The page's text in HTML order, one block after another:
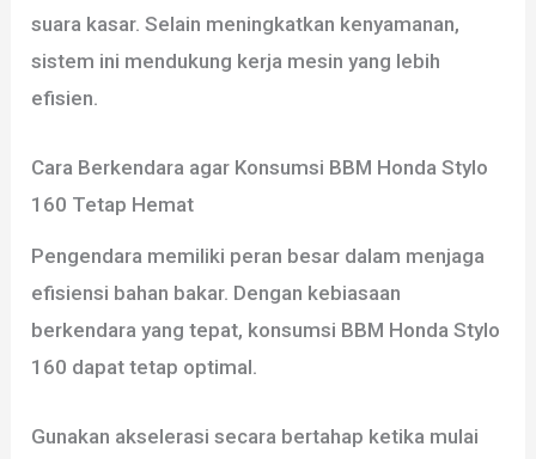
suara kasar. Selain meningkatkan kenyamanan,
sistem ini mendukung kerja mesin yang lebih
efisien.
Cara Berkendara agar Konsumsi BBM Honda Stylo
160 Tetap Hemat
Pengendara memiliki peran besar dalam menjaga
efisiensi bahan bakar. Dengan kebiasaan
berkendara yang tepat, konsumsi BBM Honda Stylo
160 dapat tetap optimal.
Gunakan akselerasi secara bertahap ketika mulai